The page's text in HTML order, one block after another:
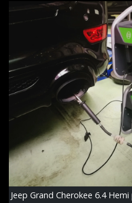
Jeep Grand Cherokee 6.4